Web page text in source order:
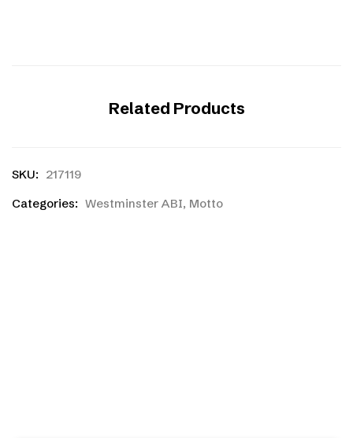
Related Products
SKU: 217119
Categories: Westminster ABI, Motto